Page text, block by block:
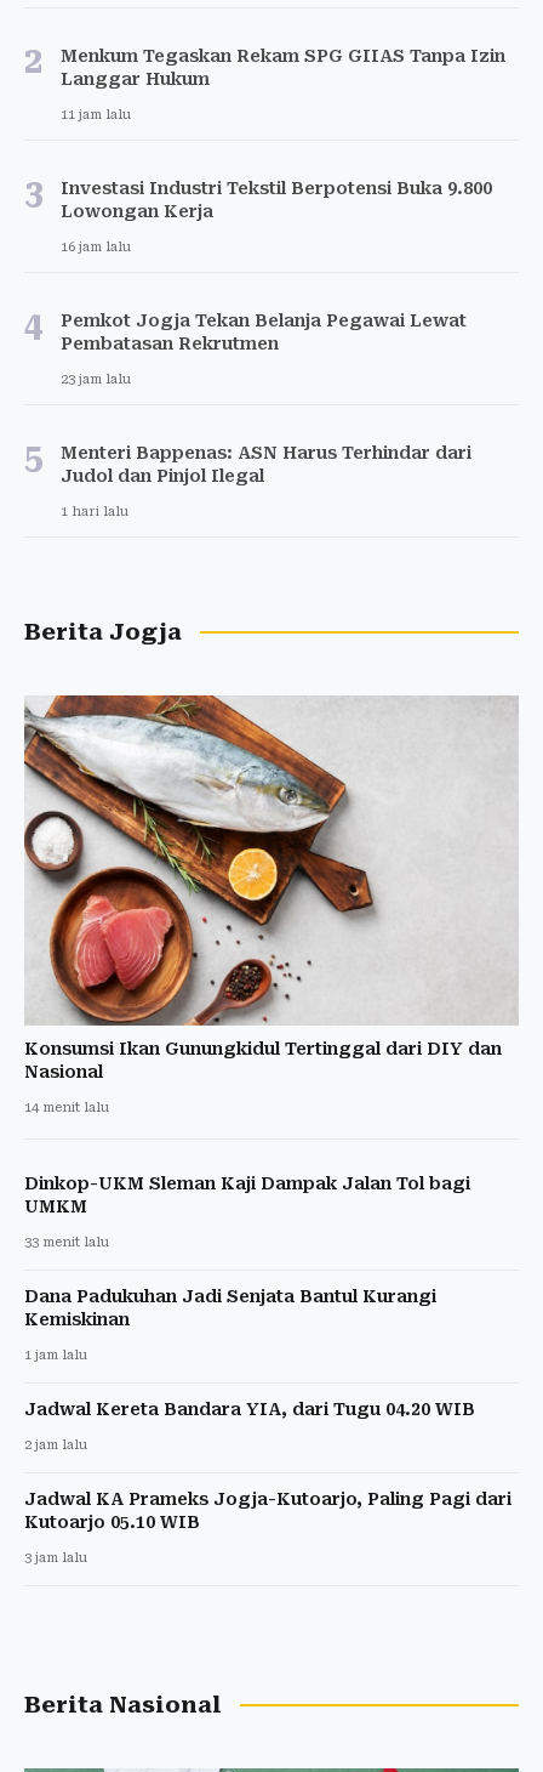
2
Menkum Tegaskan Rekam SPG GIIAS Tanpa Izin
Langgar Hukum
11 jam lalu
3
Investasi Industri Tekstil Berpotensi Buka 9.800
Lowongan Kerja
16 jam lalu
4
Pemkot Jogja Tekan Belanja Pegawai Lewat
Pembatasan Rekrutmen
23 jam lalu
5
Menteri Bappenas: ASN Harus Terhindar dari
Judol dan Pinjol Ilegal
1 hari lalu
Berita Jogja
Konsumsi Ikan Gunungkidul Tertinggal dari DIY dan
Nasional
14 menit lalu
Dinkop-UKM Sleman Kaji Dampak Jalan Tol bagi
UMKM
33 menit lalu
Dana Padukuhan Jadi Senjata Bantul Kurangi
Kemiskinan
1 jam lalu
Jadwal Kereta Bandara YIA, dari Tugu 04.20 WIB
2 jam lalu
Jadwal KA Prameks Jogja-Kutoarjo, Paling Pagi dari
Kutoarjo 05.10 WIB
3 jam lalu
Berita Nasional